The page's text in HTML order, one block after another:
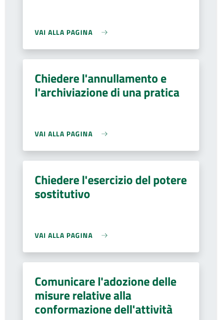
VAI ALLA PAGINA
Chiedere l'annullamento e
l'archiviazione di una pratica
VAI ALLA PAGINA
Chiedere l'esercizio del potere
sostitutivo
VAI ALLA PAGINA
Comunicare l'adozione delle
misure relative alla
conformazione dell'attività